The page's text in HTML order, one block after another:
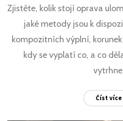
Zjistěte, kolik stojí oprava
jaké metody jsou k
kompozitních výplní,
kdy se vyplatí co, a co
Číst více